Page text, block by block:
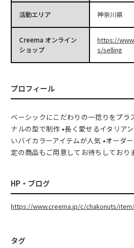
活動エリア 神奈川県
Creema オンライン
ショップ
https://
s/selling
プロフィール
ベーシックにこだわりの一捻りをプラ
ナルの型で制作 •長く愛せるイタリア
いバイカラーアイテムが人気 •オーダ
定の商品もご用意してお待ちしており
HP・ブログ
https://www.creema.jp/c/chakonuts/
タグ